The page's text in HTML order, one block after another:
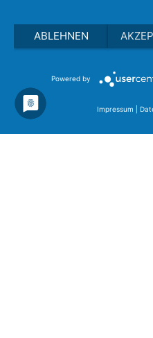
ABLEHNEN
Powered by
Impressum